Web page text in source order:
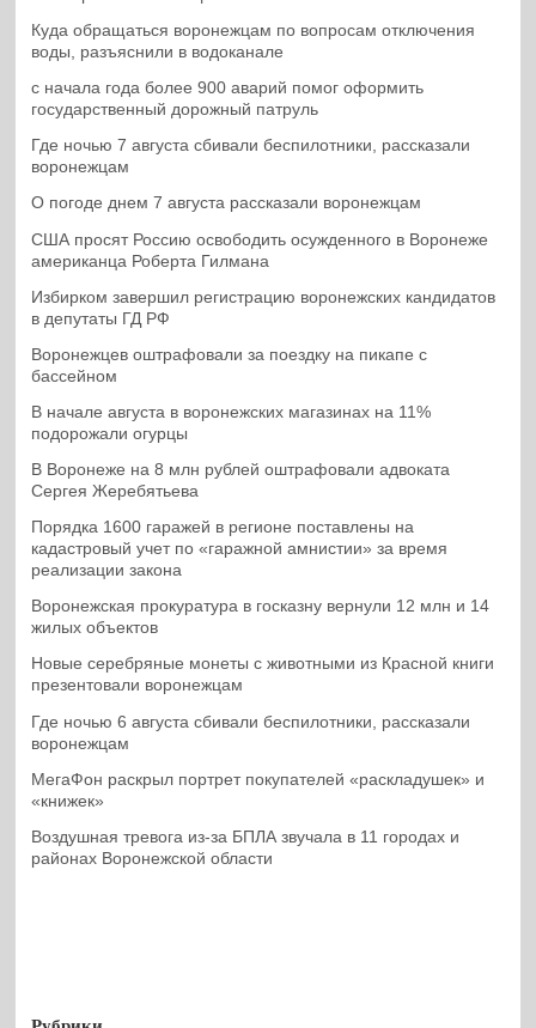
Куда обращаться воронежцам по вопросам отключения
воды, разъяснили в водоканале
с начала года более 900 аварий помог оформить
государственный дорожный патруль
Где ночью 7 августа сбивали беспилотники, рассказали
воронежцам
О погоде днем 7 августа рассказали воронежцам
США просят Россию освободить осужденного в Воронеже
американца Роберта Гилмана
Избирком завершил регистрацию воронежских кандидатов
в депутаты ГД РФ
Воронежцев оштрафовали за поездку на пикапе с
бассейном
В начале августа в воронежских магазинах на 11%
подорожали огурцы
В Воронеже на 8 млн рублей оштрафовали адвоката
Сергея Жеребятьева
Порядка 1600 гаражей в регионе поставлены на
кадастровый учет по «гаражной амнистии» за время
реализации закона
Воронежская прокуратура в госказну вернули 12 млн и 14
жилых объектов
Новые серебряные монеты с животными из Красной книги
презентовали воронежцам
Где ночью 6 августа сбивали беспилотники, рассказали
воронежцам
МегаФон раскрыл портрет покупателей «раскладушек» и
«книжек»
Воздушная тревога из-за БПЛА звучала в 11 городах и
районах Воронежской области